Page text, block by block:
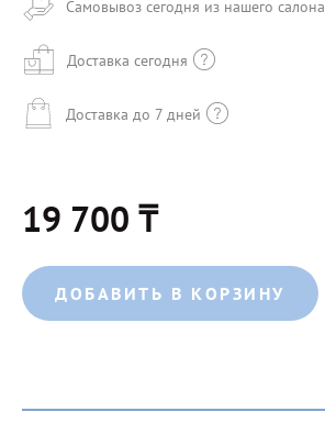
Самовывоз сегодня из нашего салона
Доставка сегодня
Доставка до 7 дней
19 700 ₸
ДОБАВИТЬ В КОРЗИНУ